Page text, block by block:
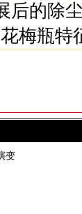
后的除
梅瓶特
变